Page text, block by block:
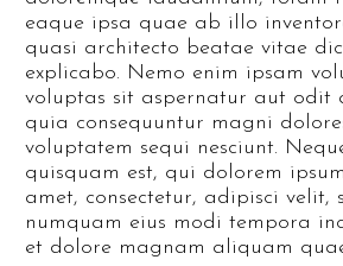
eaque ipsa quae ab illo
quasi architecto beatae vitae
explicabo. Nemo enim ipsam
voluptas sit aspernatur aut odit
quia consequuntur magni
voluptatem sequi nesciunt.
quisquam est, qui dolorem
amet, consectetur, adipisci velit,
numquam eius modi tempora
et dolore magnam aliquam